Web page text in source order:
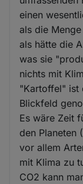
einen
als die
als hätte die
was sie
nichts mit
"Kartoffel" ist
Blickfeld
Es wäre Zeit
den Planeten
vor allem
mit Klima zu
CO2 kann